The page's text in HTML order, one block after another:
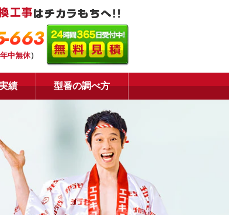
663
年中無休）
績 型番の調べ方